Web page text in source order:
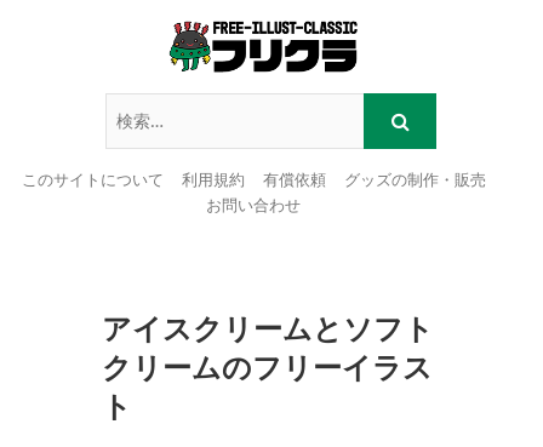
このサイトについて 利用規約 有償依頼
グッズの制作・販売
お問い合わせ
アイスクリームとソフト
クリームのフリーイラス
ト